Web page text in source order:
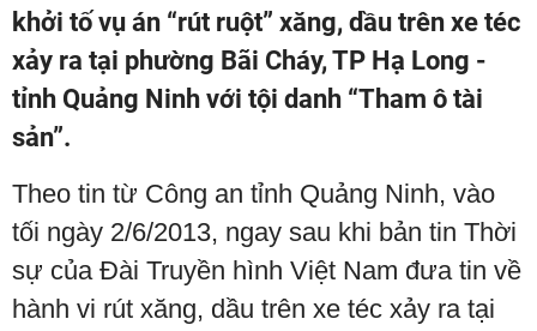
khởi tố vụ án “rút ruột” xăng, dầu trên xe téc
xảy ra tại phường Bãi Cháy, TP Hạ Long -
tỉnh Quảng Ninh với tội danh “Tham ô tài
sản”.
Theo tin từ Công an tỉnh Quảng Ninh, vào
tối ngày 2/6/2013, ngay sau khi bản tin Thời
sự của Đài Truyền hình Việt Nam đưa tin về
hành vi rút xăng, dầu trên xe téc xảy ra tại